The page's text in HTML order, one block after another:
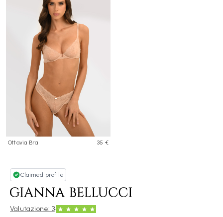
Ottavia Bra 35 €
Claimed profile
Valutazione: 3·